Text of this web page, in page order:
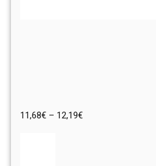
11,68€ – 12,19€Raspon